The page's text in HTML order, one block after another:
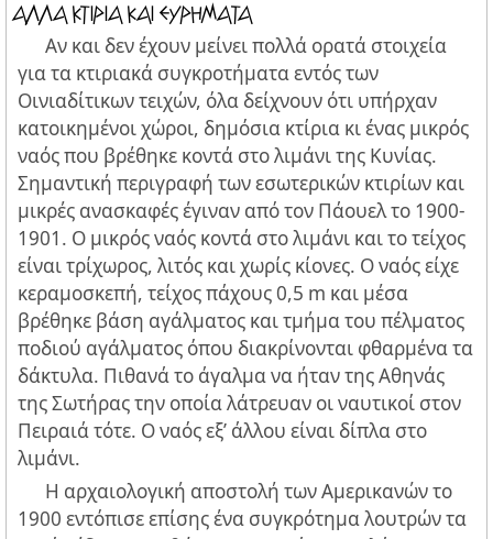
AΛΛA KTIPIA KAI EYPHMATA
Αν και δεν έχουν μείνει πολλά ορατά στοιχεία
για τα κτιριακά συγκροτήματα εντός των
Οινιαδίτικων τειχών, όλα δείχνουν ότι υπήρχαν
κατοικημένοι χώροι, δημόσια κτίρια κι ένας μικρός
ναός που βρέθηκε κοντά στο λιμάνι της Κυνίας.
Σημαντική περιγραφή των εσωτερικών κτιρίων και
μικρές ανασκαφές έγιναν από τον Πάουελ το 1900-
1901. Ο μικρός ναός κοντά στο λιμάνι και το τείχος
είναι τρίχωρος, λιτός και χωρίς κίονες. Ο ναός είχε
κεραμοσκεπή, τείχος πάχους 0,5 m και μέσα
βρέθηκε βάση αγάλματος και τμήμα του πέλματος
ποδιού αγάλματος όπου διακρίνονται φθαρμένα τα
δάκτυλα. Πιθανά το άγαλμα να ήταν της Αθηνάς
της Σωτήρας την οποία λάτρευαν οι ναυτικοί στον
Πειραιά τότε. Ο ναός εξ’ άλλου είναι δίπλα στο
λιμάνι.
H αρχαιολογική αποστολή των Αμερικανών το
1900 εντόπισε επίσης ένα συγκρότημα λουτρών τα